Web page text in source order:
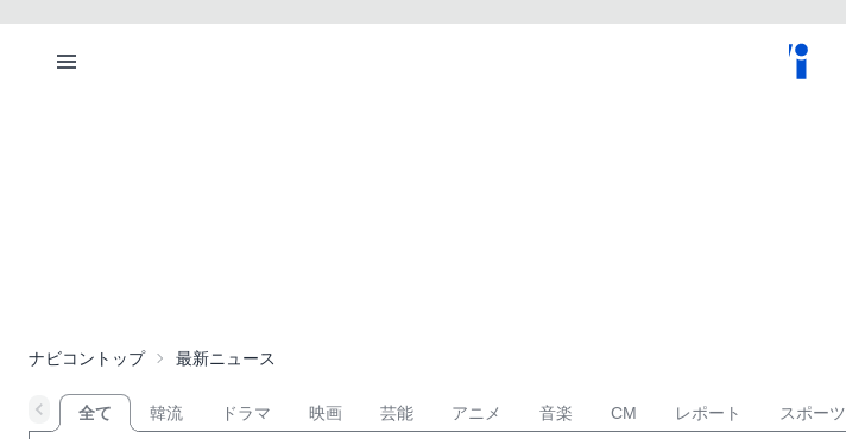
ナビコントップ 最新ニュース
全て 韓流 ドラマ 映画 芸能 アニメ 音楽 CM レポート スポーツ